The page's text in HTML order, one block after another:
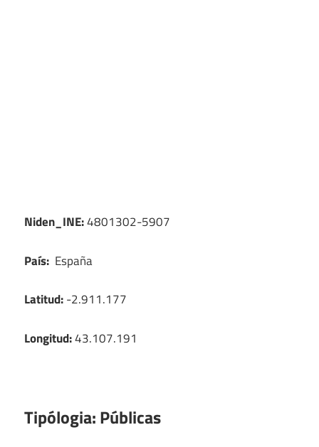
Niden_INE:4801302-5907
País: España
Latitud:-2.911.177
Longitud:43.107.191
Tipólogia:Públicas